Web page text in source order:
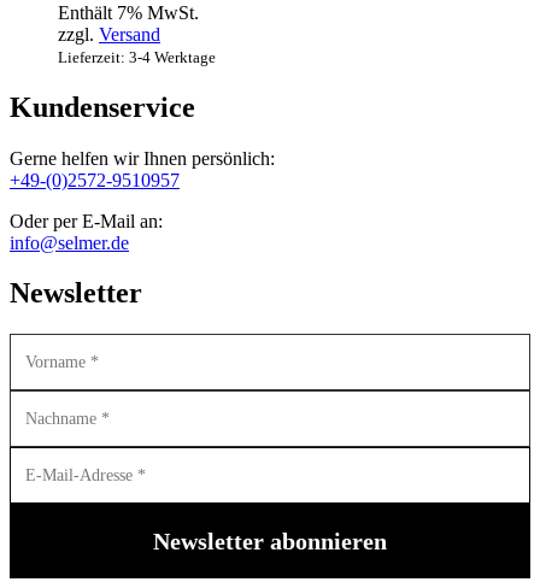
Enthält 7% MwSt.
zzgl. Versand
Lieferzeit: 3-4 Werktage
Kundenservice
Gerne helfen wir Ihnen persönlich:
+49-(0)2572-9510957
Oder per E-Mail an:
info@selmer.de
Newsletter